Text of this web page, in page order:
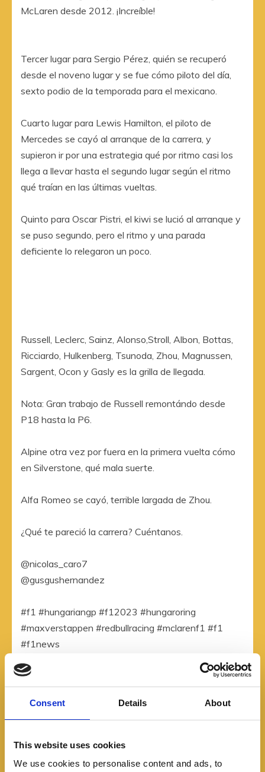
Consent Details About
This website uses cookies
We use cookies to personalise content and ads, to
McLaren desde 2012. ¡Increíble!
Tercer lugar para Sergio Pérez, quién se recuperó
desde el noveno lugar y se fue cómo piloto del día,
sexto podio de la temporada para el mexicano.
Cuarto lugar para Lewis Hamilton, el piloto de
Mercedes se cayó al arranque de la carrera, y
supieron ir por una estrategia qué por ritmo casi los
llega a llevar hasta el segundo lugar según el ritmo
qué traían en las últimas vueltas.
Quinto para Oscar Pistri, el kiwi se lució al arranque y
se puso segundo, pero el ritmo y una parada
deficiente lo relegaron un poco.
Russell, Leclerc, Sainz, Alonso,Stroll, Albon, Bottas,
Ricciardo, Hulkenberg, Tsunoda, Zhou, Magnussen,
Sargent, Ocon y Gasly es la grilla de llegada.
Nota: Gran trabajo de Russell remontándo desde
P18 hasta la P6.
Alpine otra vez por fuera en la primera vuelta cómo
en Silverstone, qué mala suerte.
Alfa Romeo se cayó, terrible largada de Zhou.
¿Qué te pareció la carrera? Cuéntanos.
@nicolas_caro7
@gusgushernandez
#f1 #hungariangp #f12023 #hungaroring
#maxverstappen #redbullracing #mclarenf1 #f1
#f1news